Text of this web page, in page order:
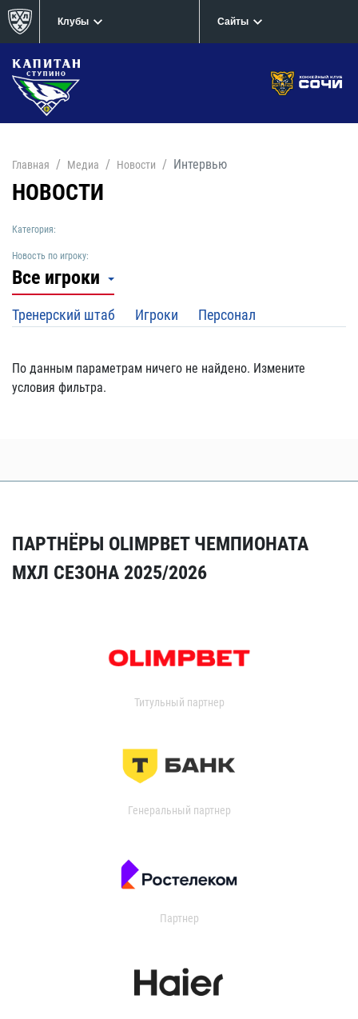
Клубы Сайты
Главная Медиа Новости Интервью
НОВОСТИ
Категория:
Новость по игроку:
Все игроки
Тренерский штаб Игроки Персонал
По данным параметрам ничего не найдено. Измените
условия фильтра.
ПАРТНЁРЫ OLIMPBET ЧЕМПИОНАТА
МХЛ СЕЗОНА 2025/2026
Титульный партнер
Генеральный партнер
Партнер